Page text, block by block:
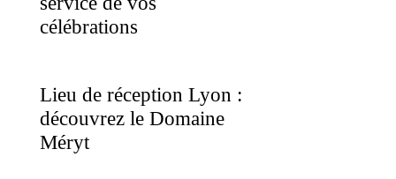
célébrations
Lieu de réception Lyon :
découvrez le Domaine
Méryt